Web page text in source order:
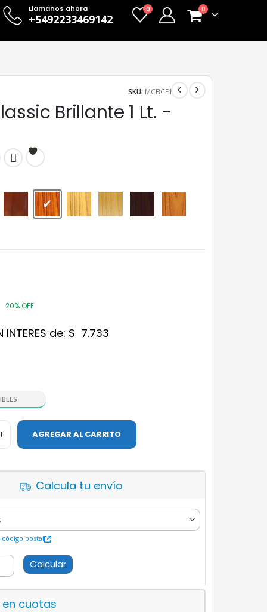
Llamanos ahora
+5492233469142
0 0
Brillante 1 Lt. -
SKU: MCBCE1
Caoba Cedro Cristal Natural Roble
20% OFF
de: $ 7.733
AGREGAR AL CARRITO
Calcula tu envío
postal
Calcular
en cuotas